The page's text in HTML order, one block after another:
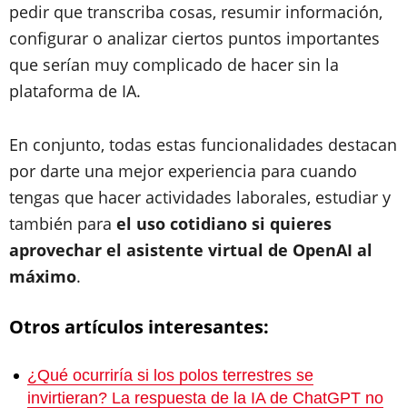
pedir que transcriba cosas, resumir información,
configurar o analizar ciertos puntos importantes
que serían muy complicado de hacer sin la
plataforma de IA.
En conjunto, todas estas funcionalidades destacan
por darte una mejor experiencia para cuando
tengas que hacer actividades laborales, estudiar y
también para el uso cotidiano si quieres
aprovechar el asistente virtual de OpenAI al
máximo.
Otros artículos interesantes:
¿Qué ocurriría si los polos terrestres se
invirtieran? La respuesta de la IA de ChatGPT no